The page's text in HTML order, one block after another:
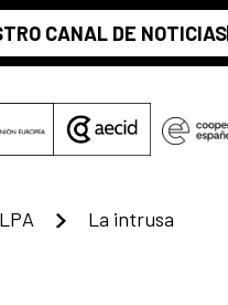
CANAL DE NOTICIAS
La intrusa